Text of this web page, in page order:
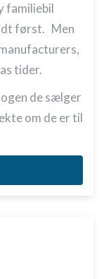
familiebil
først. Men
tider.
de sælger
om de er til